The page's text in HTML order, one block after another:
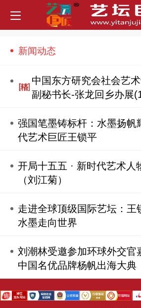
新闻动态
中国东方研究会社会艺
副秘书长-张龙回乡办展
强国笔墨铸标杆：水墨扬
代艺术巨匠王锁平
开局十五五 · 新时代艺术
（刘江菊）
走进全球顶级国际艺坛：王
水墨走向世界
刘潮林受邀参加环球外交官
中国名优品牌杨帆出海大典